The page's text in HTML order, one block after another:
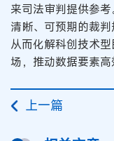
来司法审判提供参
清晰、可预期的裁判
从而化解科创技术
场，推动数据要素高
上一篇